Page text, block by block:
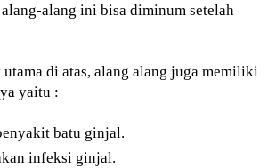
alang ini bisa diminum setelah
di atas, alang alang juga memiliki
yaitu :
batu ginjal.
infeksi ginjal.